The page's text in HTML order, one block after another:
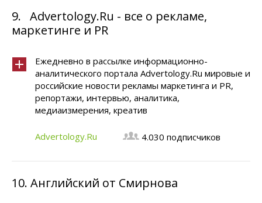
9. Advertology.Ru - все о рекламе,
маркетинге и PR
Ежедневно в рассылке информационно-
аналитического портала Advertology.Ru мировые и
российские новости рекламы маркетинга и PR,
репортажи, интервью, аналитика,
медиаизмерения, креатив
Advertology.Ru 4.030 подписчиков
10. Английский от Смирнова